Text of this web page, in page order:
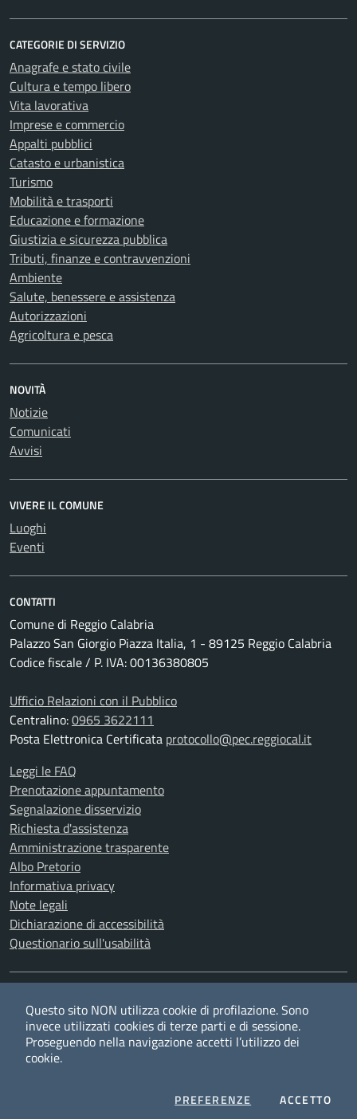
CATEGORIE DI SERVIZIO
Anagrafe e stato civile
Cultura e tempo libero
Vita lavorativa
Imprese e commercio
Appalti pubblici
Catasto e urbanistica
Turismo
Mobilità e trasporti
Educazione e formazione
Giustizia e sicurezza pubblica
Tributi, finanze e contravvenzioni
Ambiente
Salute, benessere e assistenza
Autorizzazioni
Agricoltura e pesca
NOVITÀ
Notizie
Comunicati
Avvisi
VIVERE IL COMUNE
Luoghi
Eventi
CONTATTI
Comune di Reggio Calabria
Palazzo San Giorgio Piazza Italia, 1 - 89125 Reggio Calabria
Codice fiscale / P. IVA: 00136380805
Ufficio Relazioni con il Pubblico
Centralino:0965 3622111
Posta Elettronica Certificata protocollo@pec.reggiocal.it
Leggi le FAQ
Prenotazione appuntamento
Segnalazione disservizio
Richiesta d'assistenza
Amministrazione trasparente
Albo Pretorio
Informativa privacy
Note legali
Dichiarazione di accessibilità
Questionario sull'usabilità
TwitterFacebookYouTubeRSS
Questo sito NON utilizza cookie di profilazione. Sono
invece utilizzati cookies di terze parti e di sessione.
Proseguendo nella navigazione accetti l’utilizzo dei
cookie.
PREFERENZE COOKIESACCETTOI